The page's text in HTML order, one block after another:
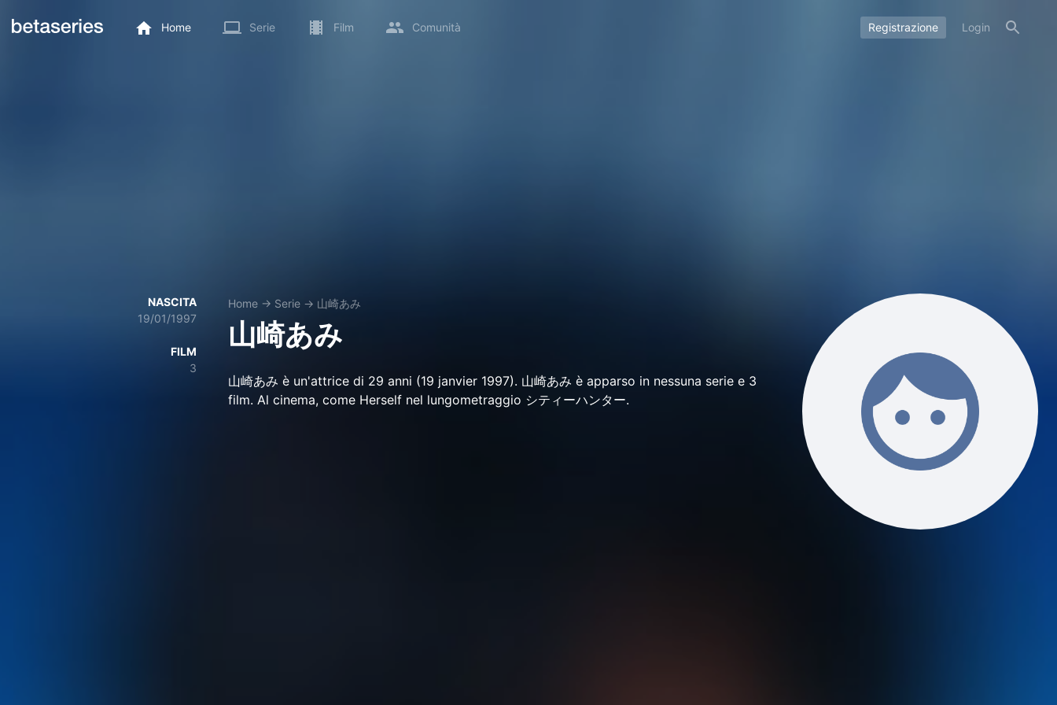
Home Serie Film Comunità Registrazione Login
NASCITA
19/01/1997
FILM
3
Home → Serie → 山崎あみ
山崎あみ
山崎あみ è un'attrice di 29 anni (19 janvier 1997). 山崎あみ è apparso in nessuna serie e 3
film. Al cinema, come Herself nel lungometraggio シティーハンター.